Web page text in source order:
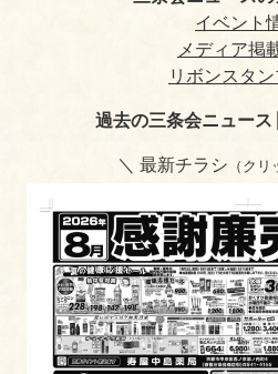
イベント
メディア掲
リボンスタ
過去の三条会ニュース
＼ 最新チラシ （クリ